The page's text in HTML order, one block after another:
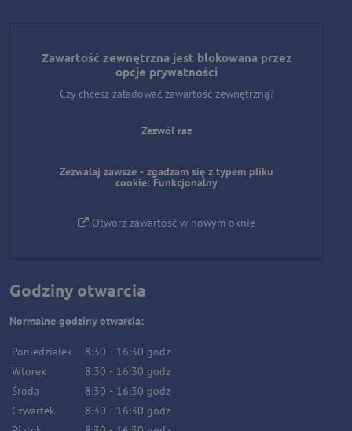
Zawartość zewnętrzna jest blokowana przez
opcje prywatności
Czy chcesz załadować zawartość zewnętrzną?
Zezwól raz
Zezwalaj zawsze - zgadzam się z typem pliku
cookie: Funkcjonalny
Otwórz zawartość w nowym oknie
Godziny otwarcia
Normalne godziny otwarcia:
Poniedziałek 8:30 - 16:30 godz
Wtorek
8:30 - 16:30 godz
Środa
8:30 - 16:30 godz
Czwartek
8:30 - 16:30 godz